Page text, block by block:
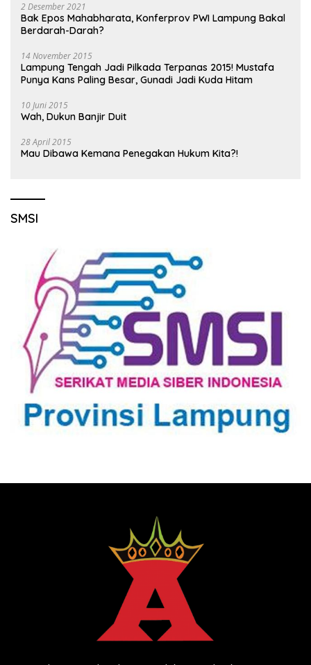
2 Desember 2021
Bak Epos Mahabharata, Konferprov PWI Lampung Bakal
Berdarah-Darah?
14 November 2015
Lampung Tengah Jadi Pilkada Terpanas 2015! Mustafa
Punya Kans Paling Besar, Gunadi Jadi Kuda Hitam
10 Juni 2015
Wah, Dukun Banjir Duit
28 April 2015
Mau Dibawa Kemana Penegakan Hukum Kita?!
SMSI